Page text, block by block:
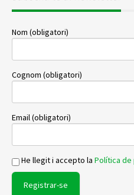
Nom (obligatori)
Cognom (obligatori)
Email (obligatori)
He llegit i accepto la Política